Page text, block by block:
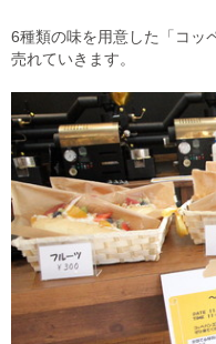
6種類の味を用意した「コッ
売れていきます。